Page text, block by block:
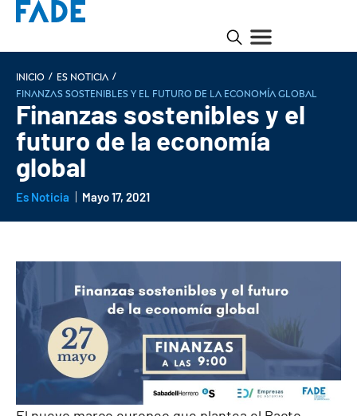
INICIO / Es noticia /
Finanzas sostenibles y el futuro de la economía global
Finanzas sostenibles y el
futuro de la economía
global
Es Noticia Mayo 17, 2021